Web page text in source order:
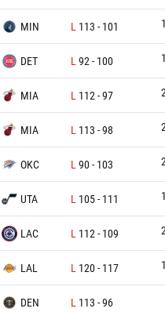
MIN L 113 - 101
DET L 92 - 100
MIA L 112 -97
MIA L 113 -98
OKC L 90- 103
UTA L 105- 111
LAC L 112 - 109
LAL L 120- 117
DEN L 113 -96